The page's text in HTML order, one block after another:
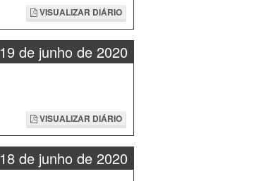
VISUALIZAR DIÁRIO
19 de junho de 2020
VISUALIZAR DIÁRIO
18 de junho de 2020